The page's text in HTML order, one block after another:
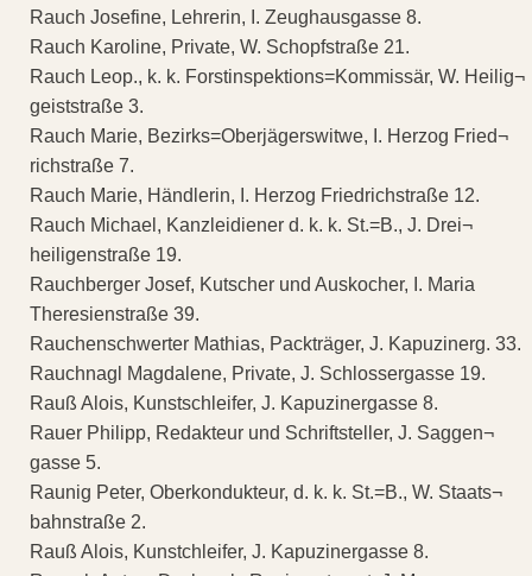
Rauch Josefine, Lehrerin, I. Zeughausgasse 8.
Rauch Karoline, Private, W. Schopfstraße 21.
Rauch Leop., k. k. Forstinspektions=Kommissär, W. Heilig¬
geiststraße 3.
Rauch Marie, Bezirks=Oberjägerswitwe, I. Herzog Fried¬
richstraße 7.
Rauch Marie, Händlerin, I. Herzog Friedrichstraße 12.
Rauch Michael, Kanzleidiener d. k. k. St.=B., J. Drei¬
heiligenstraße 19.
Rauchberger Josef, Kutscher und Auskocher, I. Maria
Theresienstraße 39.
Rauchenschwerter Mathias, Packträger, J. Kapuzinerg. 33.
Rauchnagl Magdalene, Private, J. Schlossergasse 19.
Rauß Alois, Kunstschleifer, J. Kapuzinergasse 8.
Rauer Philipp, Redakteur und Schriftsteller, J. Saggen¬
gasse 5.
Raunig Peter, Oberkondukteur, d. k. k. St.=B., W. Staats¬
bahnstraße 2.
Rauß Alois, Kunstchleifer, J. Kapuzinergasse 8.